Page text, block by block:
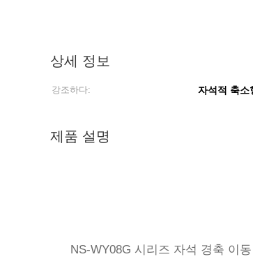
상세 정보
강조하다: 자석적 축소
제품 설명
NS-WY08G 시리즈 자석 경축 이동